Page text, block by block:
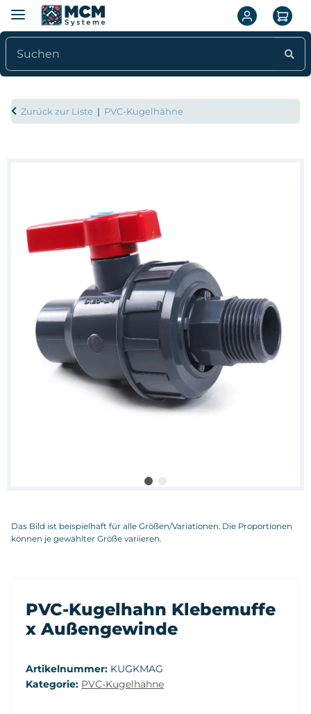
Zurück zur Liste PVC-Kugelhähne
Das Bild ist beispielhaft für alle Größen/Variationen. Die Proportionen
können je gewählter Größe variieren.
PVC-Kugelhahn Klebemuffe
x Außengewinde
Artikelnummer: KUGKMAG
Kategorie: PVC-Kugelhähne